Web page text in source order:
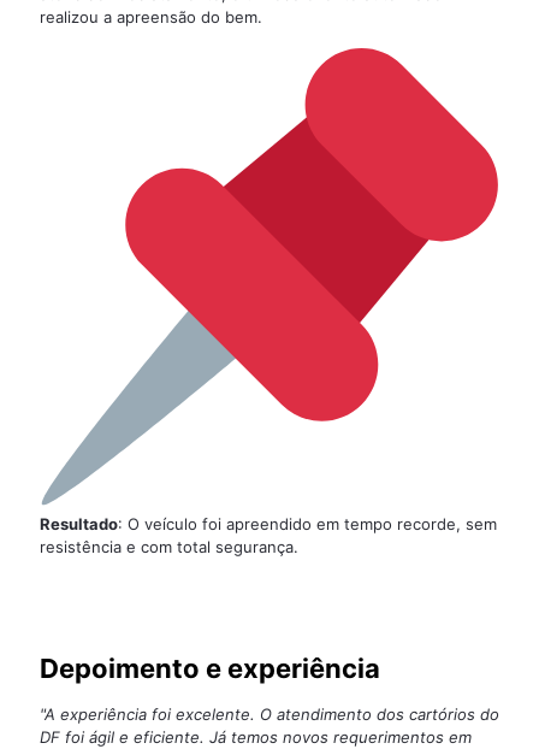
realizou a apreensão do bem.
Resultado: O veículo foi apreendido em tempo recorde, sem
resistência e com total segurança.
Depoimento e experiência
"A experiência foi excelente. O atendimento dos cartórios do
DF foi ágil e eficiente. Já temos novos requerimentos em